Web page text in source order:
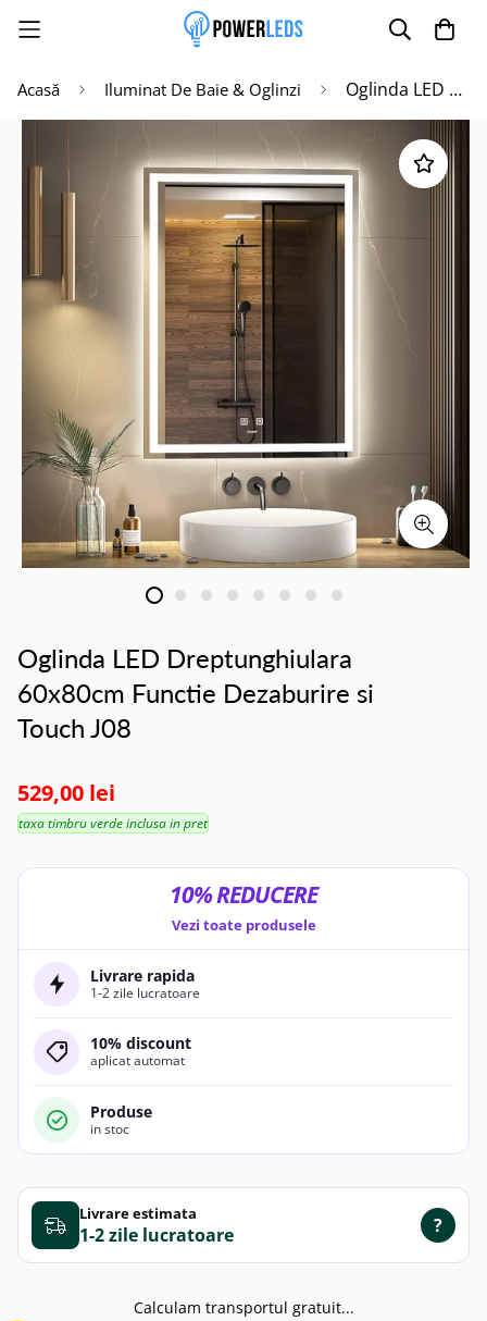
Acasă Iluminat De Baie & Oglinzi Oglinda LED Dreptunghiulara 60x80cm Functie Dezaburire si Touch J08
Oglinda LED Dreptunghiulara
60x80cm Functie Dezaburire si
Touch J08
529,00 lei
taxa timbru verde inclusa in pret
10% REDUCERE
Vezi toate produsele
Livrare rapida
1-2 zile lucratoare
10% discount
aplicat automat
Produse
in stoc
Livrare estimata
1-2 zile ?
Calculam transportul gratuit...
Poate mai târziu Activează notificările